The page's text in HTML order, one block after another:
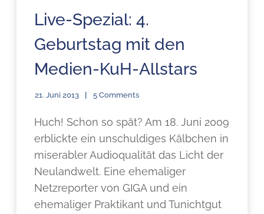
Live-Spezial: 4.
Geburtstag mit den
Medien-KuH-Allstars
21. Juni 2013 5 Comments
Huch! Schon so spät? Am 18. Juni 2009
erblickte ein unschuldiges Kälbchen in
miserabler Audioqualität das Licht der
Neulandwelt. Eine ehemaliger
Netzreporter von GIGA und ein
ehemaliger Praktikant und Tunichtgut